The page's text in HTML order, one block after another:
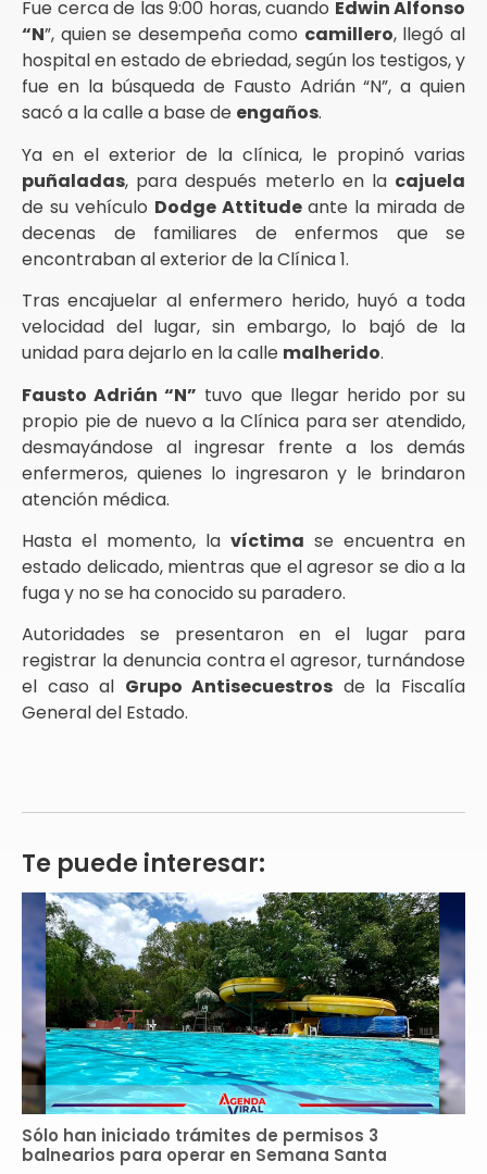
Fue cerca de las 9:00 horas, cuando Edwin Alfonso
“N”, quien se desempeña como camillero, llegó al
hospital en estado de ebriedad, según los testigos, y
fue en la búsqueda de Fausto Adrián “N”, a quien
sacó a la calle a base de engaños.
Ya en el exterior de la clínica, le propinó varias
puñaladas, para después meterlo en la cajuela
de su vehículo Dodge Attitudeante la mirada de
decenas de familiares de enfermos que se
encontraban al exterior de la Clínica 1.
Tras encajuelar al enfermero herido, huyó a toda
velocidad del lugar, sin embargo, lo bajó de la
unidad para dejarlo en la calle malherido.
Fausto Adrián “N” tuvo que llegar herido por su
propio pie de nuevo a la Clínica para ser atendido,
desmayándose al ingresar frente a los demás
enfermeros, quienes lo ingresaron y le brindaron
atención médica.
Hasta el momento, la víctima se encuentra en
estado delicado, mientras que el agresor se dio a la
fuga y no se ha conocido su paradero.
Autoridades se presentaron en el lugar para
registrar la denuncia contra el agresor, turnándose
el caso al Grupo Antisecuestros de la Fiscalía
General del Estado.
Te puede interesar:
Sólo han iniciado trámites de permisos 3
balnearios para operar en Semana Santa